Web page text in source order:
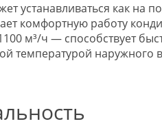
устанавливаться как на
комфортную работу
м³/ч — способствует
наружного